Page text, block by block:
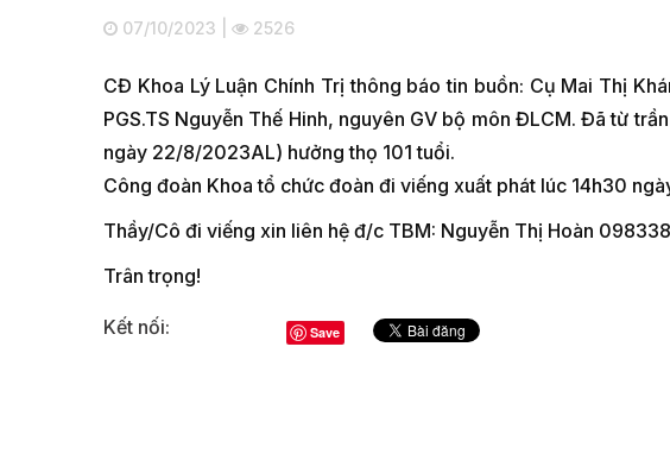
07/10/2023 | 2526
CĐ Khoa Lý Luận Chính Trị thông báo tin buồn: Cụ Mai Thị
PGS.TS Nguyễn Thế Hinh, nguyên GV bộ môn ĐLCM. Đã từ
ngày 22/8/2023AL) hưởng thọ 101 tuổi.
Công đoàn Khoa tổ chức đoàn đi viếng xuất phát lúc 14h30
Thầy/Cô đi viếng xin liên hệ đ/c TBM: Nguyễn Thị Hoàn
Trân trọng!
Kết nối: Save